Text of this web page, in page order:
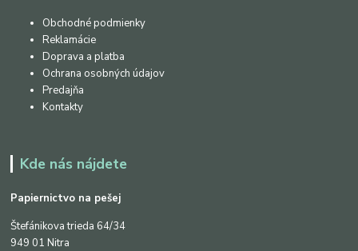
Obchodné podmienky
Reklamácie
Doprava a platba
Ochrana osobných údajov
Predajňa
Kontakty
Kde nás nájdete
Papiernictvo na pešej
Štefánikova trieda 64/34
949 01 Nitra